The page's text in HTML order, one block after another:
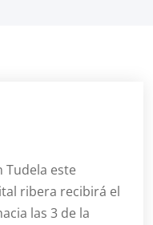
Tudela este
ribera recibirá el
las 3 de la